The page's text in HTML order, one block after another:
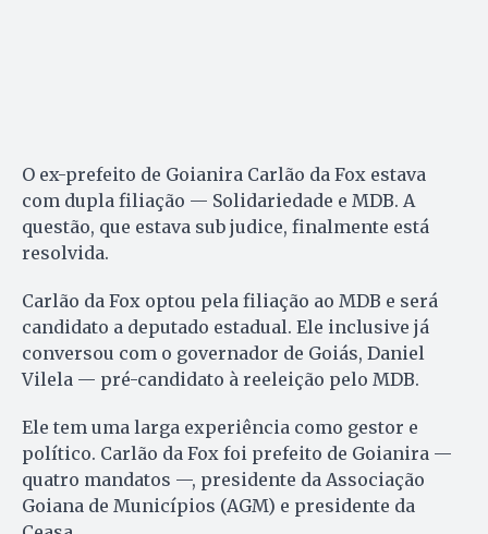
O ex-prefeito de Goianira Carlão da Fox estava
com dupla filiação — Solidariedade e MDB. A
questão, que estava sub judice, finalmente está
resolvida.
Carlão da Fox optou pela filiação ao MDB e será
candidato a deputado estadual. Ele inclusive já
conversou com o governador de Goiás, Daniel
Vilela — pré-candidato à reeleição pelo MDB.
Ele tem uma larga experiência como gestor e
político. Carlão da Fox foi prefeito de Goianira —
quatro mandatos —, presidente da Associação
Goiana de Municípios (AGM) e presidente da